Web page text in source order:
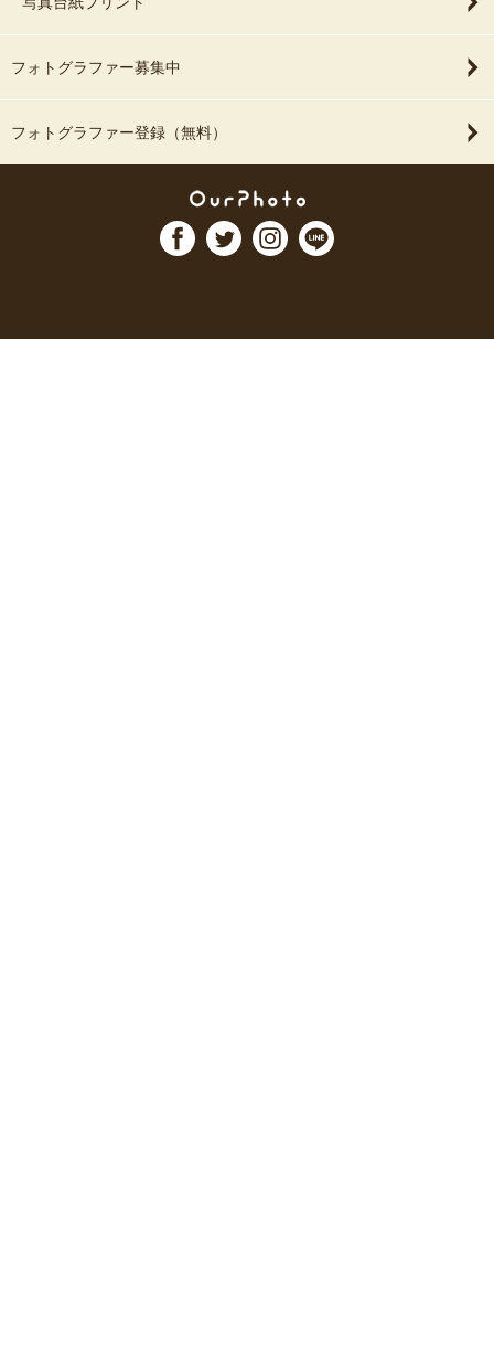
フォトグラファー募集中
フォトグラファー登録（無料）